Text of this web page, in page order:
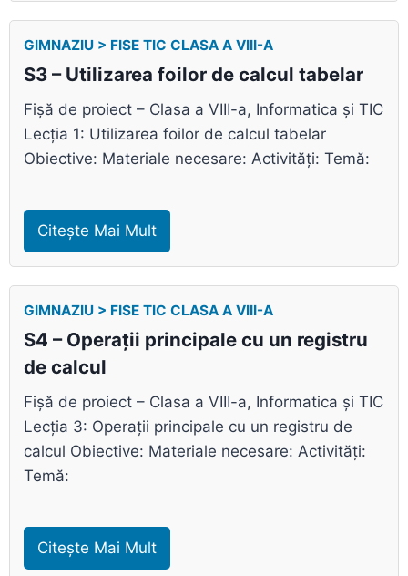
GIMNAZIU > FISE TIC CLASA A VIII-A
S3 – Utilizarea foilor de calcul tabelar
Fișă de proiect – Clasa a VIII-a, Informatica și TIC
Lecția 1: Utilizarea foilor de calcul tabelar
Obiective: Materiale necesare: Activități: Temă:
Citește Mai Mult
GIMNAZIU > FISE TIC CLASA A VIII-A
S4 – Operații principale cu un registru
de calcul
Fișă de proiect – Clasa a VIII-a, Informatica și TIC
Lecția 3: Operații principale cu un registru de
calcul Obiective: Materiale necesare: Activități:
Temă:
Citește Mai Mult